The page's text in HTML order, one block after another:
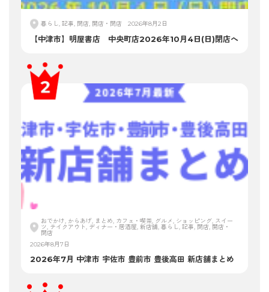
暮らし, 記事, 閉店, 開店・閉店 2026年8月2日
【中津市】明屋書店 中央町店2026年10月4日(日)閉店へ
おでかけ, からあげ, まとめ, カフェ・喫茶, グルメ, ショッピング, スイー
ツ, テイクアウト, ディナー・居酒屋, 新店舗, 暮らし, 記事, 閉店, 開店・
閉店
2026年8月7日
2026年7月 中津市 宇佐市 豊前市 豊後高田 新店舗まとめ